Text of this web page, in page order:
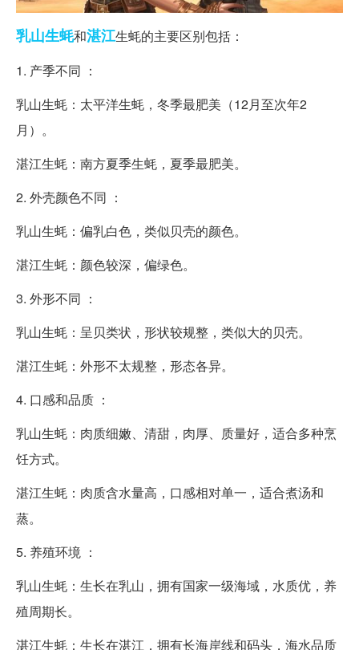
乳山生蚝和湛江生蚝的主要区别包括：
1. 产季不同 ：
乳山生蚝：太平洋生蚝，冬季最肥美（12月至次年2
月）。
湛江生蚝：南方夏季生蚝，夏季最肥美。
2. 外壳颜色不同 ：
乳山生蚝：偏乳白色，类似贝壳的颜色。
湛江生蚝：颜色较深，偏绿色。
3. 外形不同 ：
乳山生蚝：呈贝类状，形状较规整，类似大的贝壳。
湛江生蚝：外形不太规整，形态各异。
4. 口感和品质 ：
乳山生蚝：肉质细嫩、清甜，肉厚、质量好，适合多种烹
饪方式。
湛江生蚝：肉质含水量高，口感相对单一，适合煮汤和
蒸。
5. 养殖环境 ：
乳山生蚝：生长在乳山，拥有国家一级海域，水质优，养
殖周期长。
湛江生蚝：生长在湛江，拥有长海岸线和码头，海水品质